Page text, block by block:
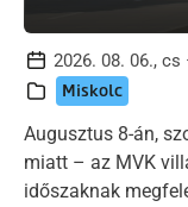
2026. 08. 06., cs
Miskolc
Augusztus 8-án,
miatt – az MVK
időszaknak